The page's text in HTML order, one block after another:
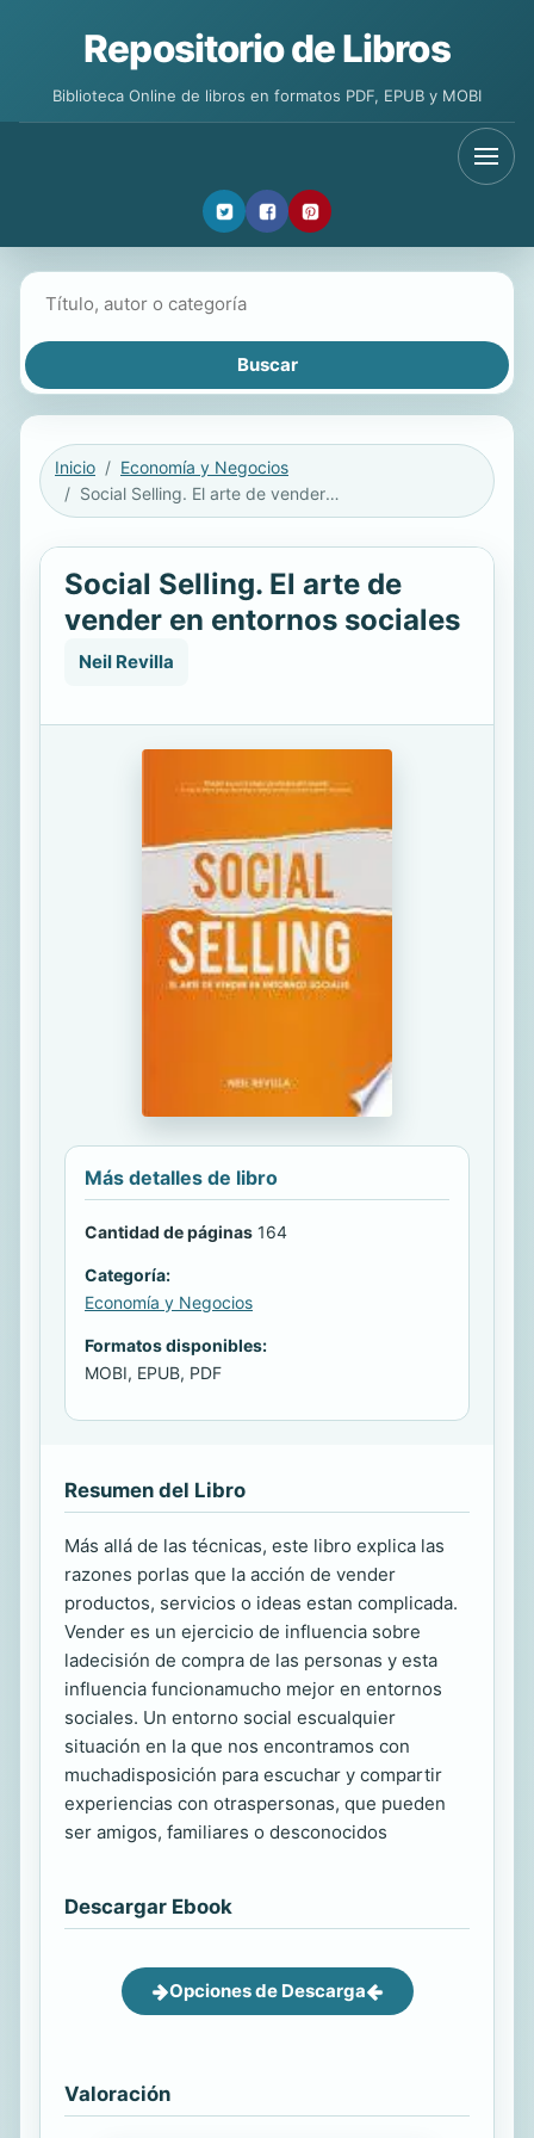
Repositorio de Libros
Biblioteca Online de libros en formatos PDF, EPUB y MOBI
Inicio
Economía y Negocios
Social Selling. El arte de vender en entornos sociales
Social Selling. El arte de
vender en entornos sociales
Neil Revilla
Más detalles de libro
Cantidad de páginas 164
Categoría:
Economía y Negocios
Formatos disponibles:
MOBI, EPUB, PDF
Resumen del Libro
Más allá de las técnicas, este libro explica las
razones porlas que la acción de vender
productos, servicios o ideas estan complicada.
Vender es un ejercicio de influencia sobre
ladecisión de compra de las personas y esta
influencia funcionamucho mejor en entornos
sociales. Un entorno social escualquier
situación en la que nos encontramos con
muchadisposición para escuchar y compartir
experiencias con otraspersonas, que pueden
ser amigos, familiares o desconocidos
Descargar Ebook
Opciones de Descarga
Valoración